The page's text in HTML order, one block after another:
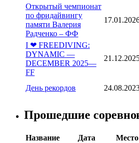
Открытый чемпионат
по фридайвингу
памяти Валерия
Радченко – ФФ
I ❤ FREEDIVING:
DYNAMIC —
DECEMBER 2025—
FF
День рекордов
Прошедшие
Название Дата Место